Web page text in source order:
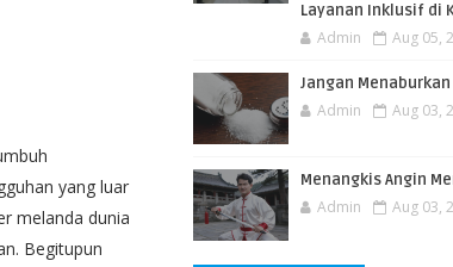
yang luar
melanda dunia
Begitupun
Layanan Inklusif di
Admin Aug 05,
Jangan
Admin Aug 03,
Menangkis Angin
Admin Aug 03,